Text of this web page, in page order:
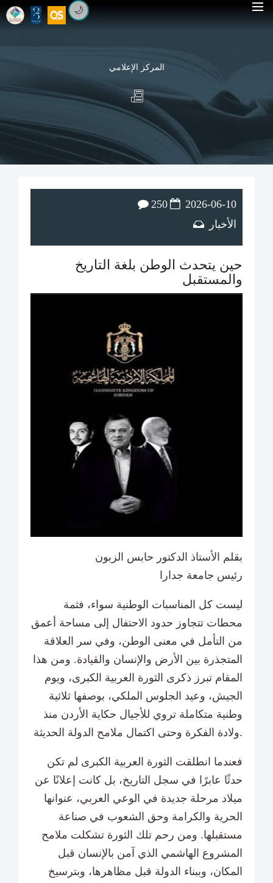
🌙
المركز الإعلامي
2026-06-10
الأخبار
250
حين يتحدث الوطن بلغة التاريخ
والمستقبل
بقلم الأستاذ الدكتور حابس الزبون
رئيس جامعة جدارا
ليست كل المناسبات الوطنية سواء، فثمة
محطات تتجاوز حدود الاحتفال إلى مساحة أعمق
من التأمل في معنى الوطن، وفي سر العلاقة
المتجذرة بين الأرض والإنسان والقيادة. ومن هذا
المقام تبرز ذكرى الثورة العربية الكبرى، ويوم
الجيش، وعيد الجلوس الملكي، بوصفها ثلاثية
وطنية متكاملة تروي للأجيال حكاية الأردن منذ
ولادة الفكرة وحتى اكتمال ملامح الدولة الحديثة.
فعندما انطلقت الثورة العربية الكبرى لم تكن
حدثًا عابرًا في سجل التاريخ، بل كانت إعلانًا عن
ميلاد مرحلة جديدة في الوعي العربي، عنوانها
الحرية والكرامة وحق الشعوب في صناعة
مستقبلها. ومن رحم تلك الثورة تشكلت ملامح
المشروع الهاشمي الذي آمن بالإنسان قبل
المكان، وببناء الدولة قبل مظاهرها، وبترسيخ